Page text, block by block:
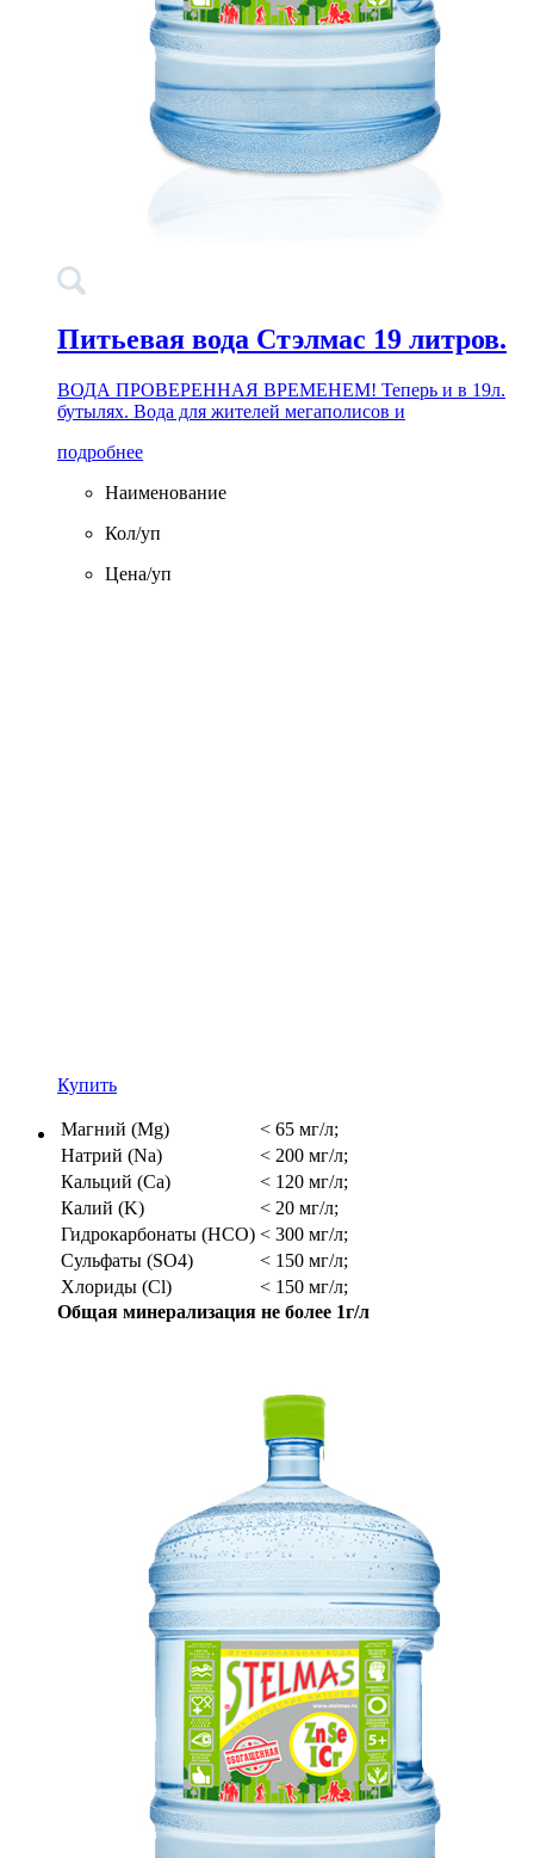
Питьевая вода Стэлмас 19 литров.
ВОДА ПРОВЕРЕННАЯ ВРЕМЕНЕМ! Теперь и в 19л.
бутылях. Вода для жителей мегаполисов и
подробнее
Наименование
Кол/уп
Цена/уп
Купить
Магний (Mg)
< 65 мг/л;
Натрий (Na)
< 200 мг/л;
Кальций (Ca)
< 120 мг/л;
Калий (K)
< 20 мг/л;
Гидрокарбонаты (HCO) < 300 мг/л;
Сульфаты (SO4)
< 150 мг/л;
Хлориды (Cl)
< 150 мг/л;
Общая минерализация не более 1г/л